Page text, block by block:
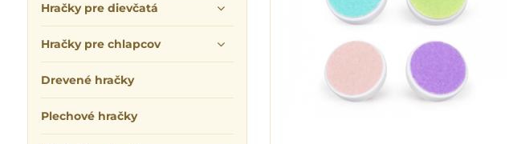
Hračky pre dievčatá
Hračky pre chlapcov
Drevené hračky
Plechové hračky